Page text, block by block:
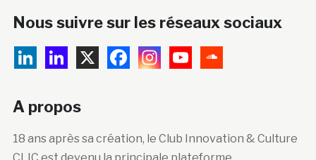
Nous suivre sur les réseaux sociaux
A propos
18 ans après sa création, le Club Innovation & Culture
CLIC est devenu la principale plateforme